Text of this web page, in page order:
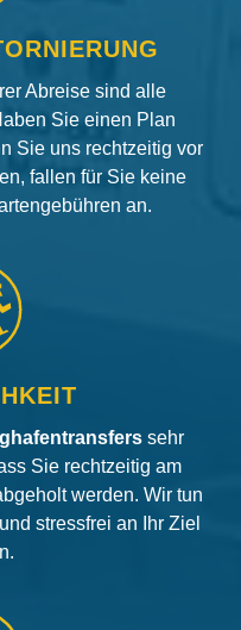
Abreise sind alle
Sie einen Plan
Sie uns rechtzeitig vor
fallen für Sie keine
an.
sehr
Sie rechtzeitig am
werden. Wir tun
stressfrei an Ihr Ziel